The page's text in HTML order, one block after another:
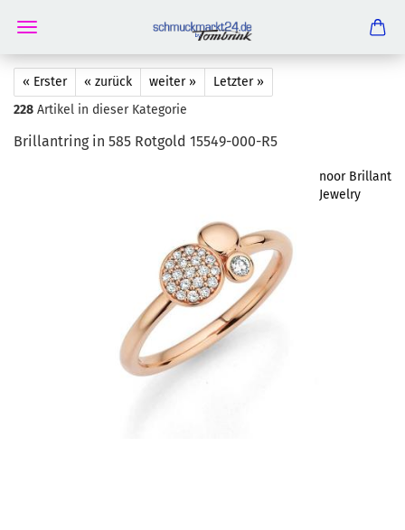
« Erster « zurück weiter »
Letzter »
228 Artikel in dieser Kategorie
Bril­lant­ring in 585 Rot­gold 15549-​000-R5
noor Brillant
Jewelry